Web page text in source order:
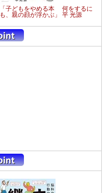
「子どもをやめる本 何をするに
も、親の顔が浮かぶ」 平 光源